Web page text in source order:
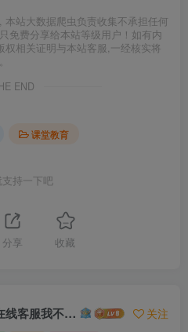
站大数据爬虫负责收集不承担任何
免费分享给本站等级用户！如有内
相关证明与本站客服,一经核实将
END
课堂教育
支持一下吧
分享 收藏
自学联盟(找在线客服我不回信息的) 关注